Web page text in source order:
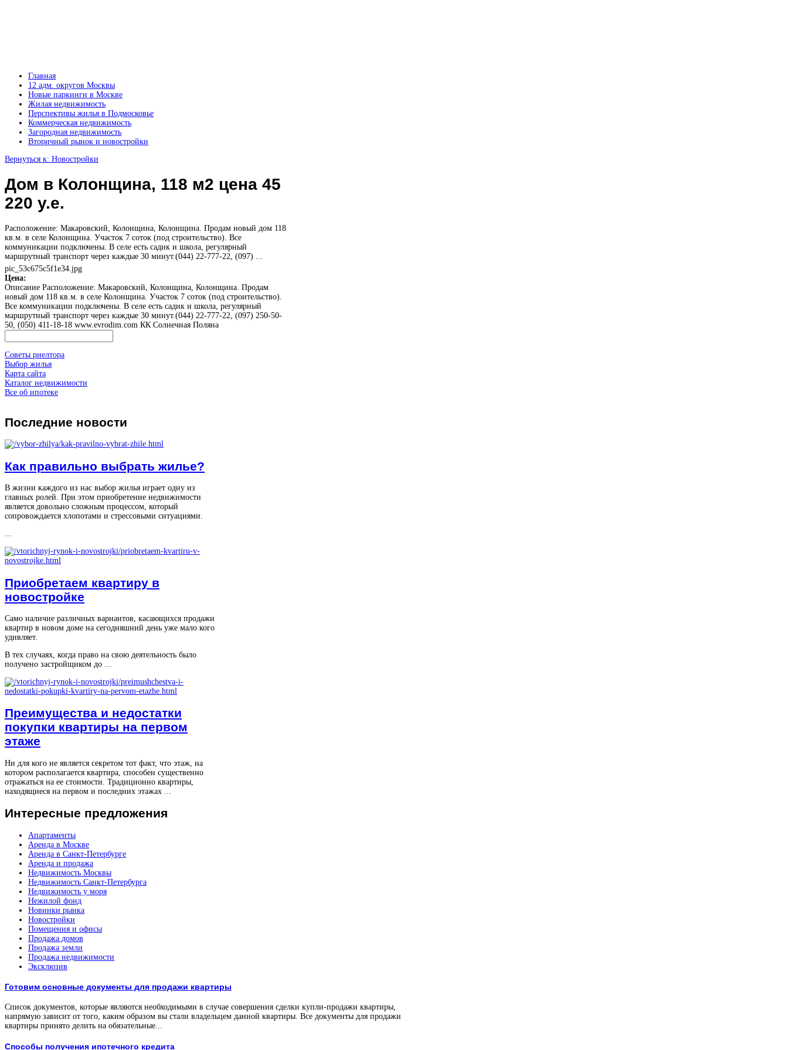
Главная
12 адм. округов Москвы
Новые паркинги в Москве
Жилая недвижимость
Перспективы жилья в Подмосковье
Коммерческая недвижимость
Загородная недвижимость
Вторичный рынок и новостройки
Вернуться к: Новостройки
Дом в Колонщина, 118 м2 цена 45
220 у.е.
Расположение: Макаровский, Колонщина, Колонщина. Продам новый дом 118
кв.м. в селе Колонщина. Участок 7 соток (под строительство). Все
коммуникации подключены. В селе есть садик и школа, регулярный
маршрутный транспорт через каждые 30 минут.(044) 22-777-22, (097) ...
pic_53c675c5f1e34.jpg
Цена:
Описание Расположение: Макаровский, Колонщина, Колонщина. Продам
новый дом 118 кв.м. в селе Колонщина. Участок 7 соток (под строительство).
Все коммуникации подключены. В селе есть садик и школа, регулярный
маршрутный транспорт через каждые 30 минут.(044) 22-777-22, (097) 250-50-
50, (050) 411-18-18 www.evrodim.com КК Солнечная Поляна
Советы риелтора
Выбор жилья
Карта сайта
Каталог недвижимости
Все об ипотеке
Последние новости
Как правильно выбрать жилье?
В жизни каждого из нас выбор жилья играет одну из
главных ролей. При этом приобретение недвижимости
является довольно сложным процессом, который
сопровождается хлопотами и стрессовыми ситуациями.
...
Приобретаем квартиру в
новостройке
Само наличие различных вариантов, касающихся продажи
квартир в новом доме на сегодняшний день уже мало кого
удивляет.
В тех случаях, когда право на свою деятельность было
получено застройщиком до ...
Преимущества и недостатки
покупки квартиры на первом
этаже
Ни для кого не является секретом тот факт, что этаж, на
котором располагается квартира, способен существенно
отражаться на ее стоимости. Традиционно квартиры,
находящиеся на первом и последних этажах ...
Интересные предложения
Апартаменты
Аренда в Москве
Аренда в Санкт-Петербурге
Аренда и продажа
Недвижимость Москвы
Недвижимость Санкт-Петербурга
Недвижимость у моря
Нежилой фонд
Новинки рынка
Новостройки
Помещения и офисы
Продажа домов
Продажа земли
Продажа недвижимости
Эксклюзив
Готовим основные документы для продажи квартиры
Список документов, которые являются необходимыми в случае совершения сделки купли-продажи квартиры,
напрямую зависит от того, каким образом вы стали владельцем данной квартиры. Все документы для продажи
квартиры принято делить на обязательные...
Способы получения ипотечного кредита